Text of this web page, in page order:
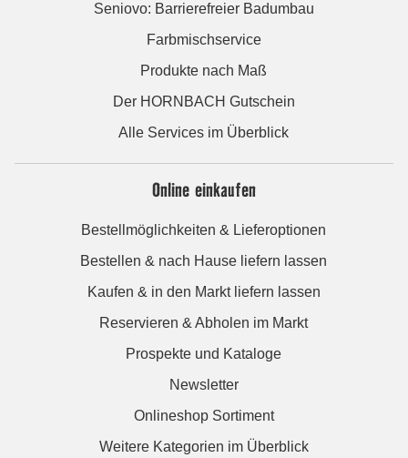
Seniovo: Barrierefreier Badumbau
Farbmischservice
Produkte nach Maß
Der HORNBACH Gutschein
Alle Services im Überblick
Online einkaufen
Bestellmöglichkeiten & Lieferoptionen
Bestellen & nach Hause liefern lassen
Kaufen & in den Markt liefern lassen
Reservieren & Abholen im Markt
Prospekte und Kataloge
Newsletter
Onlineshop Sortiment
Weitere Kategorien im Überblick